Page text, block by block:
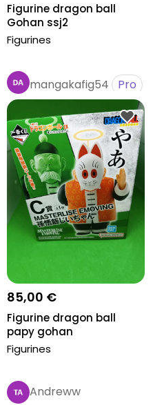
Figurine dragon ball
Gohan ssj2
Figurines
mangakafig54 Pro
85,00 €
Figurine dragon ball
papy gohan
Figurines
Andreww